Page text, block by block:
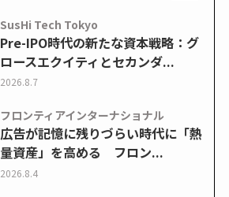
SusHi Tech Tokyo
Pre-IPO時代の新たな資本戦略：グ
ロースエクイティとセカンダ...
2026.8.7
フロンティアインターナショナル
広告が記憶に残りづらい時代に「熱
量資産」を高める フロン...
2026.8.4